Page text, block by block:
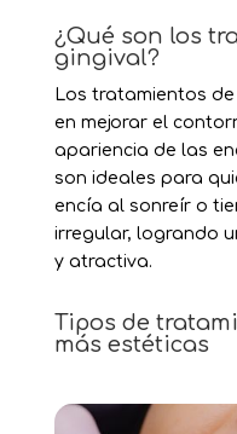
¿Qué son los
gingival?
Los tratamientos
en mejorar el
apariencia de las
son ideales para
encía al sonreír o
irregular, logrando
y atractiva.
Tipos de
más estéticas